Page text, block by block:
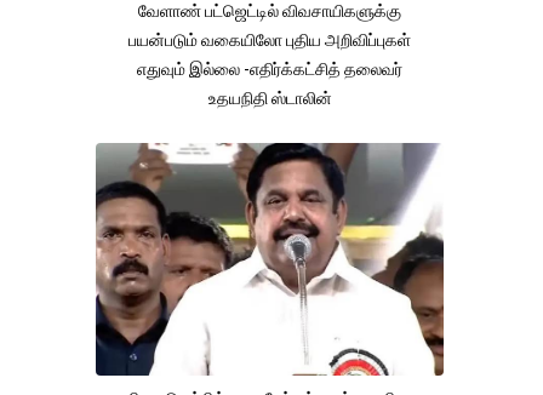
வேளாண் பட்ஜெட்டில் விவசாயிகளுக்கு
பயன்படும் வகையிலோ புதிய அறிவிப்புகள்
எதுவும் இல்லை -எதிர்க்கட்சித் தலைவர்
உதயநிதி ஸ்டாலின்